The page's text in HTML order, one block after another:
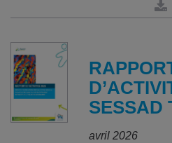
SESSAD
avril 2026